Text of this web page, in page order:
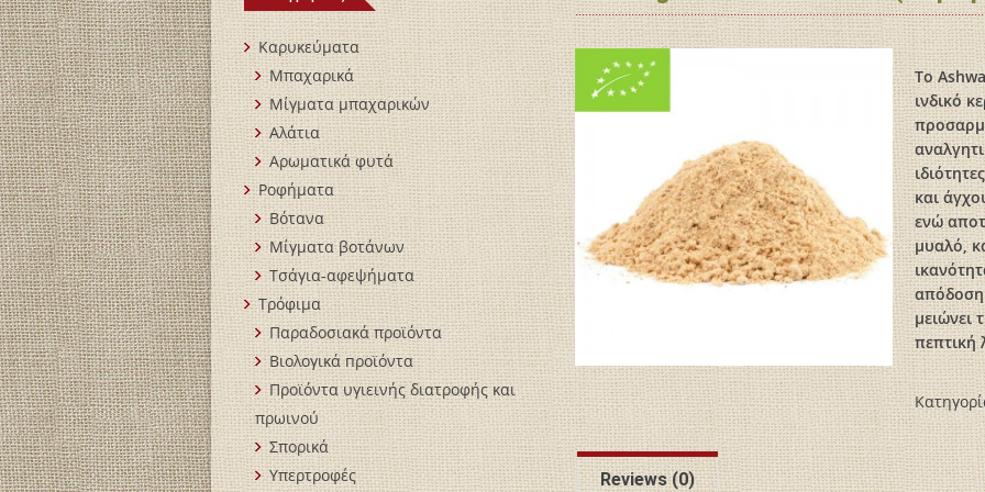
Το
ινδικό
και
ενώ
μυαλό,
απόδοση
μειώνει
πεπτική
Reviews (0)
Καρυκεύματα
Μπαχαρικά
Mίγματα μπαχαρικών
Αλάτια
Αρωματικά φυτά
Ροφήματα
Βότανα
Μίγματα βοτάνων
Τσάγια-αφεψήματα
Τρόφιμα
Παραδοσιακά προϊόντα
Βιολογικά пροϊόντα
Προϊόντα υγιεινής διατροφής και
πρωινού
Σπορικά
Υπερτροφές